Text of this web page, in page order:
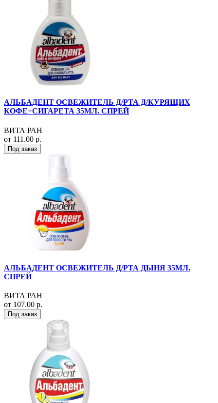
АЛЬБАДЕНТ ОСВЕЖИТЕЛЬ Д/РТА Д/КУРЯЩИХ
КОФЕ+СИГАРЕТА 35МЛ. СПРЕЙ
ВИТА РАН
от 111.00 р.
Под заказ
АЛЬБАДЕНТ ОСВЕЖИТЕЛЬ Д/РТА ДЫНЯ 35МЛ.
СПРЕЙ
ВИТА РАН
от 107.00 р.
Под заказ